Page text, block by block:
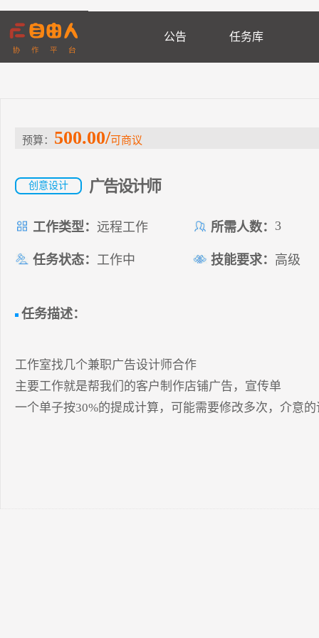
公告 任务库
预算： 500.00/可商议
创意设计 广告设计师
工作类型：远程工作 所需人数： 3
任务状态： 工作中 技能要求： 高级
任务描述：
工作室找几个兼职广告设计师合作
主要工作就是帮我们的客户制作店铺广告，宣传单
一个单子按30%的提成计算，可能需要修改多次，介意